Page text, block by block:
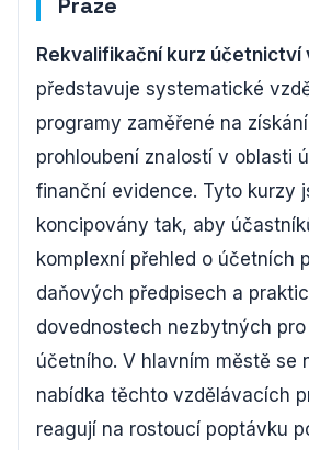
Rekvalifikační kurz účetnictví
představuje systematické
programy zaměřené na
prohloubení znalostí v oblasti
finanční evidence. Tyto kurzy
koncipovány tak, aby
komplexní přehled o účetních
daňových předpisech a
dovednostech nezbytných
účetního. V hlavním městě se
nabídka těchto vzdělávacích
reagují na rostoucí poptávku